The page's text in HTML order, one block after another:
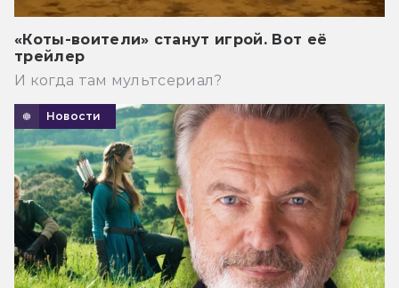
«Коты-воители» станут игрой. Вот её
трейлер
И когда там мультсериал?
Новости